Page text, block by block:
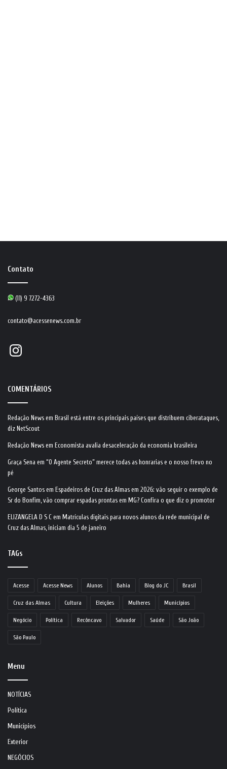
Contato
(11) 9 7272-4363
contato@acessenews.com.br
Instagram
COMENTÁRIOS
Redação News em Brasil está entre os principais países que distribuem ciberataques,
diz NetScout
Redação News em Economista avalia desaceleração da economia brasileira
Graça Sena em “O Agente Secreto” merece todas as honrarias e o nosso frevo no
pé
George Santos em Espadeiros de Cruz das Almas em 2026: vão seguir o exemplo de
Sr do Bonfim, vão comprar espadas prontas em MG? Confira o que diz o promotor
ELIZANGELA D S C em Matrículas digitais para novos alunos da rede municipal de
Cruz das Almas, iniciam dia 5 de janeiro
TAGs
Acesse Acesse News Alunos Bahia Blog do JC Brasil
Cruz das Almas Cultura Eleições Mulheres Municípios
Negócio Política Recôncavo Salvador Saúde São João
São Paulo
Menu
NOTÍCIAS
Política
Municípios
Exterior
NEGÓCIOS